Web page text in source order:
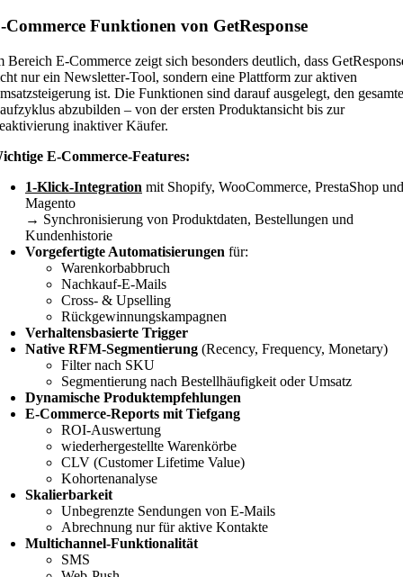
Commerce Funktionen von GetResponse
Bereich E-Commerce zeigt sich besonders deutlich, dass
nur ein Newsletter-Tool, sondern eine Plattform zur aktiven
ist. Die Funktionen sind darauf ausgelegt, den
abzubilden – von der ersten Produktansicht bis zur
inaktiver Käufer.
E-Commerce-Features:
1-Klick-Integration mit Shopify, WooCommerce, PrestaShop und
Magento
→ Synchronisierung von Produktdaten, Bestellungen und
Kundenhistorie
Vorgefertigte Automatisierungen für:
Warenkorbabbruch
Nachkauf-E-Mails
Cross- & Upselling
Rückgewinnungskampagnen
Verhaltensbasierte Trigger
Native RFM-Segmentierung (Recency, Frequency, Monetary)
Filter nach SKU
Segmentierung nach Bestellhäufigkeit oder Umsatz
Dynamische Produktempfehlungen
E-Commerce-Reports mit Tiefgang
ROI-Auswertung
wiederhergestellte Warenkörbe
CLV (Customer Lifetime Value)
Kohortenanalyse
Skalierbarkeit
Unbegrenzte Sendungen von E-Mails
Abrechnung nur für aktive Kontakte
Multichannel-Funktionalität
SMS